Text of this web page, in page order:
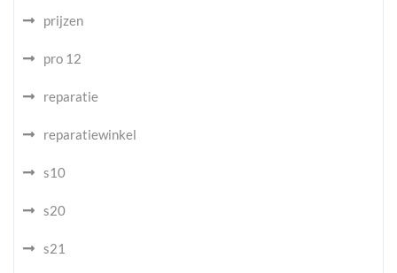
prijzen
pro 12
reparatie
reparatiewinkel
s10
s20
s21